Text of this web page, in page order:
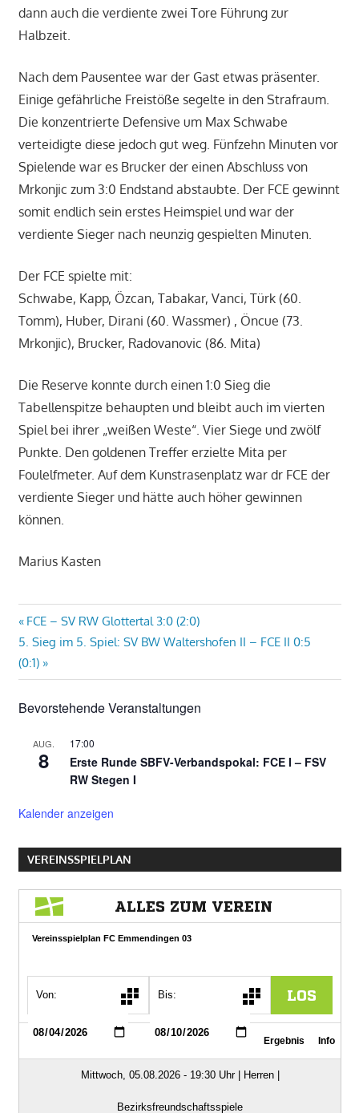
dann auch die verdiente zwei Tore Führung zur
Halbzeit.
Nach dem Pausentee war der Gast etwas präsenter.
Einige gefährliche Freistöße segelte in den Strafraum.
Die konzentrierte Defensive um Max Schwabe
verteidigte diese jedoch gut weg. Fünfzehn Minuten vor
Spielende war es Brucker der einen Abschluss von
Mrkonjic zum 3:0 Endstand abstaubte. Der FCE gewinnt
somit endlich sein erstes Heimspiel und war der
verdiente Sieger nach neunzig gespielten Minuten.
Der FCE spielte mit:
Schwabe, Kapp, Özcan, Tabakar, Vanci, Türk (60.
Tomm), Huber, Dirani (60. Wassmer) , Öncue (73.
Mrkonjic), Brucker, Radovanovic (86. Mita)
Die Reserve konnte durch einen 1:0 Sieg die
Tabellenspitze behaupten und bleibt auch im vierten
Spiel bei ihrer „weißen Weste“. Vier Siege und zwölf
Punkte. Den goldenen Treffer erzielte Mita per
Foulelfmeter. Auf dem Kunstrasenplatz war dr FCE der
verdiente Sieger und hätte auch höher gewinnen
können.
Marius Kasten
Beitragsnavigation
Vorheriger
Beitrag:
FCE – SV RW Glottertal 3:0 (2:0)
Nächster
Beitrag:
5. Sieg im 5. Spiel: SV BW Waltershofen II – FCE II 0:5
(0:1)
Bevorstehende Veranstaltungen
AUG.
8
17:00
Erste Runde SBFV-Verbandspokal: FCE I – FSV
RW Stegen I
Kalender anzeigen
VEREINSSPIELPLAN